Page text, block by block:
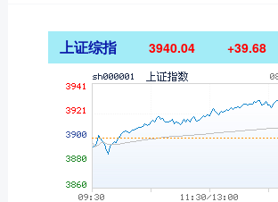
上证综指 3940.04 +39.68